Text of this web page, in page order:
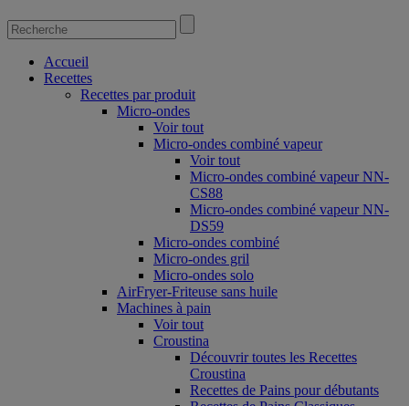
Accueil
Recettes
Recettes par produit
Micro-ondes
Voir tout
Micro-ondes combiné vapeur
Voir tout
Micro-ondes combiné vapeur NN-
CS88
Micro-ondes combiné vapeur NN-
DS59
Micro-ondes combiné
Micro-ondes gril
Micro-ondes solo
AirFryer-Friteuse sans huile
Machines à pain
Voir tout
Croustina
Découvrir toutes les Recettes
Croustina
Recettes de Pains pour débutants